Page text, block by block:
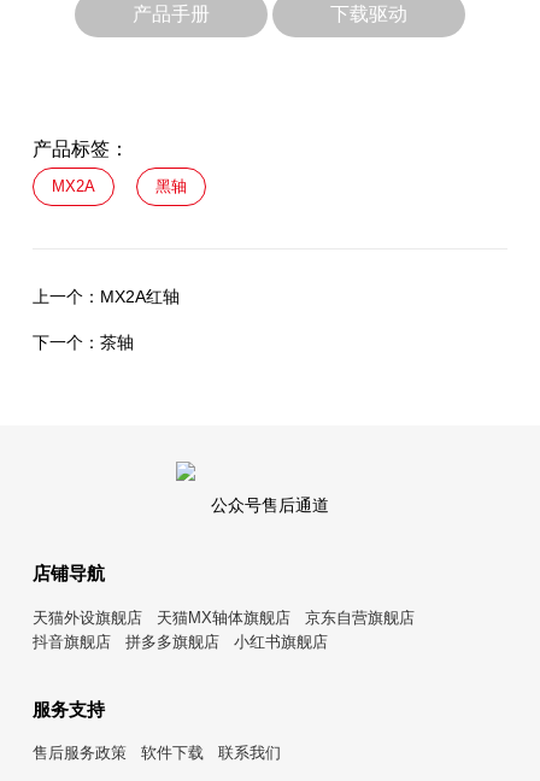
产品手册 下载驱动
产品标签：
MX2A 黑轴
上一个： MX2A红轴
下一个： 茶轴
公众号售后通道
店铺导航
天猫外设旗舰店 天猫MX轴体旗舰店
京东自营旗舰店
抖音旗舰店
拼多多旗舰店 小红书旗舰店
服务支持
售后服务政策 软件下载 联系我们